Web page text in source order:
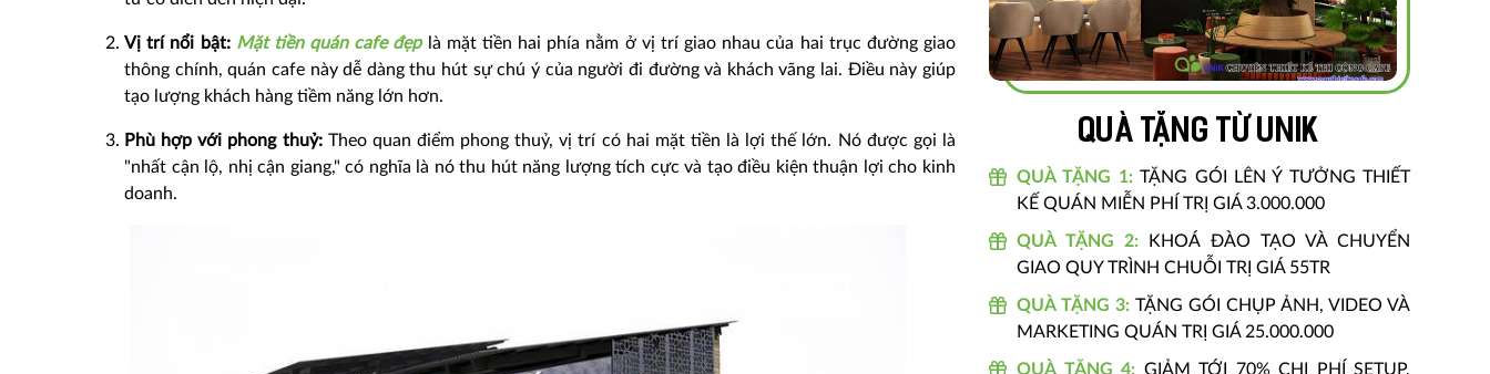
Vị trí nổi bật: Mặt tiền quán cafe đẹplà mặt tiền hai phía nằm ở vị trí giao nhau của hai trục đường giao
thông chính, quán cafe này dễ dàng thu hút sự chú ý của người đi đường và khách vãng lai. Điều này giúp
tạo lượng khách hàng tiềm năng lớn hơn.
Phù hợp với phong thuỷ: Theo quan điểm phong thuỷ, vị trí có hai mặt tiền là lợi thế lớn. Nó được gọi là
"nhất cận lộ, nhị cận giang," có nghĩa là nó thu hút năng lượng tích cực và tạo điều kiện thuận lợi cho kinh
doanh.
Quà tặng từ unik
QUÀ TẶNG 1:TẶNG GÓI LÊN Ý TƯỞNG THIẾT
KẾ QUÁN MIỄN PHÍ TRỊ GIÁ 3.000.000
QUÀ TẶNG 2:
KHOÁ ĐÀO TẠO VÀ CHUYỂN
GIAO QUY TRÌNH CHUỖI TRỊ GIÁ 55TR
QUÀ TẶNG 3: TẶNG GÓI CHỤP ẢNH, VIDEO VÀ
MARKETING QUÁN TRỊ GIÁ 25.000.000
QUÀ TẶNG 4: GIẢM TỚI 70% CHI PHÍ SETUP,